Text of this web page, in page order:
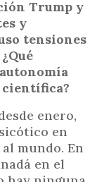
Trump y
y
tensiones
enero,
en
mundo. En
en el